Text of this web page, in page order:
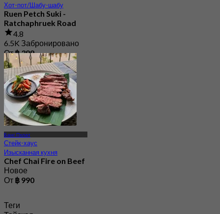
Хот-пот/Шабу-шабу
Ruen Petch Suki -
Ratchaphruek Road
4.8
6.5K Забронировано
От฿ 399
Банг Пхлат
Стейк-хаус
Изысканная кухня
Chef Chai Fire on Beef
Новое
От ฿ 990
Теги